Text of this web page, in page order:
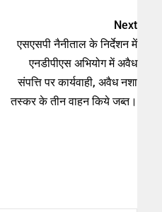
Next
एसएसपी नैनीताल के निर्देशन में
एनडीपीएस अभियोग में अवैध
संपत्ति पर कार्यवाही, अवैध नशा
तस्कर के तीन वाहन किये जब्त।